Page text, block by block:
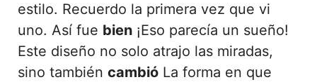
estilo. Recuerdo la primera vez que vi
uno. Así fue bien ¡Eso parecía un sueño!
Este diseño no solo atrajo las miradas,
sino también cambió La forma en que